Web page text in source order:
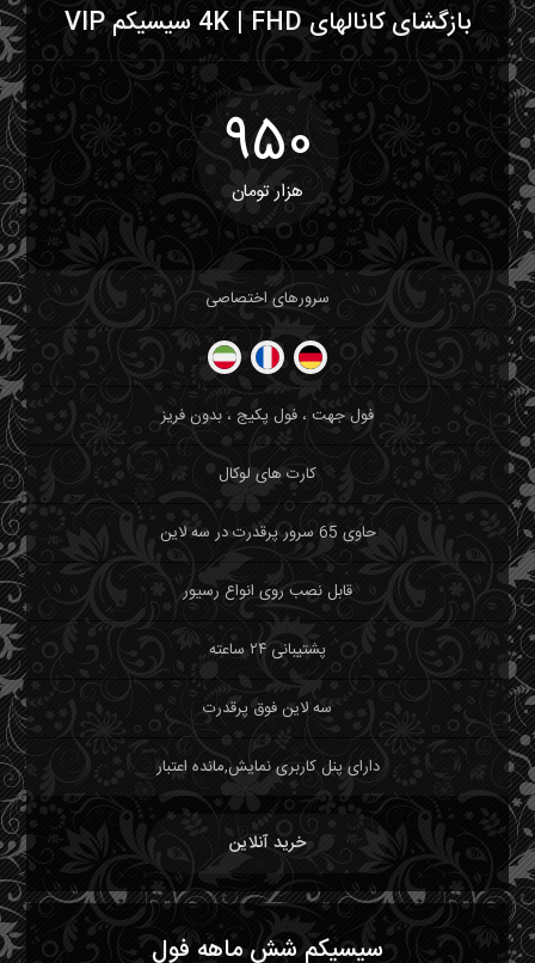
بازگشای کانالهای 4K | FHD سیسیکم VIP
950
هزار تومان
سرورهای اختصاصی
فول جهت ، فول پکیج ، بدون فریز
کارت های لوکال
حاوی 65 سرور پرقدرت در سه لاین
قابل نصب روی انواع رسیور
پشتیبانی ۲۴ ساعته
سه لاین فوق پرقدرت
دارای پنل کاربری نمایش,مانده اعتبار
خرید آنلاین
سیسیکم شش ماهه فول